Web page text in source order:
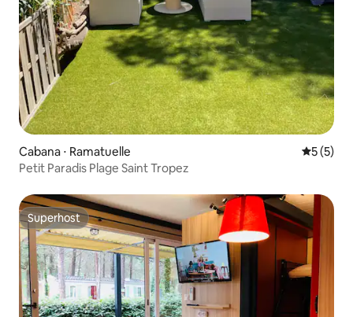
Cabana ⋅ Ramatuelle 5 de
5 (5)
Petit Paradis Plage Saint Tropez
Superhost
Superhost